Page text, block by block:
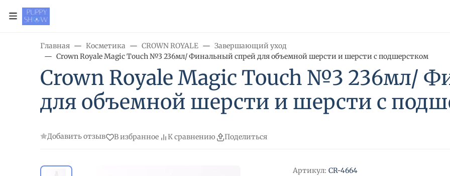
Главная Косметика CROWN ROYALE
Завершающий уход
Crown Royale Magic Touch №3 236мл/ Финальный спрей для объемной шерсти и шерсти с подшерстком
Crown Royale Magic Touch №3 236мл/
для объемной шерсти и шерсти с
Добавить отзыв В избранное К сравнению Поделиться
Артикул: CR-4664